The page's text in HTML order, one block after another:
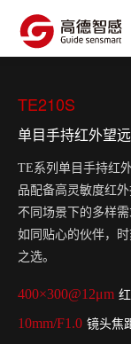
TE210S
单目手持红外望
TE系列单目手持红
品配备高灵敏度红
不同场景下的多样
如同贴心的伙伴，
之选。
400×300@12μm
10mm/F1.0 镜头焦